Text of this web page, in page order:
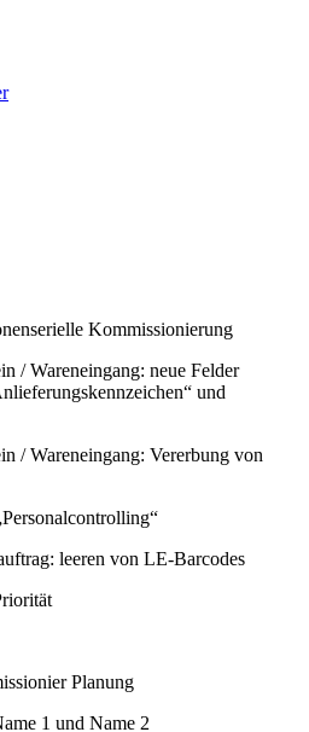
Kommissionierung
/ Wareneingang: neue Felder
und
/ Wareneingang: Vererbung von
leeren von LE-Barcodes
Planung
1 und Name 2